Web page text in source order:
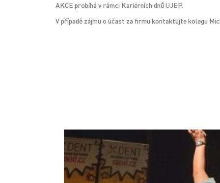
AKCE probíhá v rámci Kariérních dnů UJEP.
V případě zájmu o účast za firmu kontaktujte kolegu